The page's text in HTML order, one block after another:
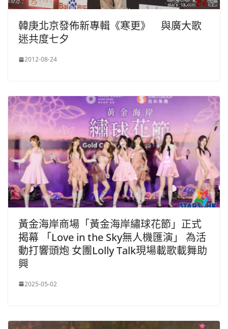
韓庚北京發佈新專輯《寒更》 與廣大歌
迷共度七夕
2012-08-24
黃金海岸商場「黃金海岸繡球花節」正式
揭幕 「Love in the Sky無人機匯演」 為活
動打響頭炮 女團Lolly Talk現場載歌載舞助
興
2025-05-02